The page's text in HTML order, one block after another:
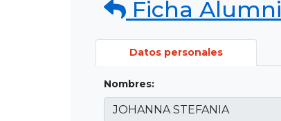
Ficha Alumni
Datos personales
Nombres: